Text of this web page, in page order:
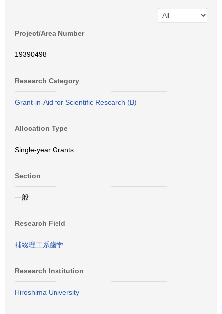
Project/Area Number
19390498
Research Category
Grant-in-Aid for Scientific Research (B)
Allocation Type
Single-year Grants
Section
一般
Research Field
補綴理工系歯学
Research Institution
Hiroshima University